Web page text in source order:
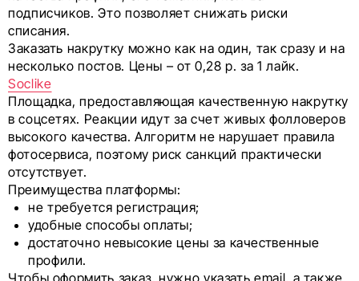
подписчиков. Это позволяет снижать риски
списания.
Заказать накрутку можно как на один, так сразу и на
несколько постов. Цены – от 0,28 р. за 1 лайк.
Soclike
Площадка, предоставляющая качественную накрутку
в соцсетях. Реакции идут за счет живых фолловеров
высокого качества. Алгоритм не нарушает правила
фотосервиса, поэтому риск санкций практически
отсутствует.
Преимущества платформы:
не требуется регистрация;
удобные способы оплаты;
достаточно невысокие цены за качественные
профили.